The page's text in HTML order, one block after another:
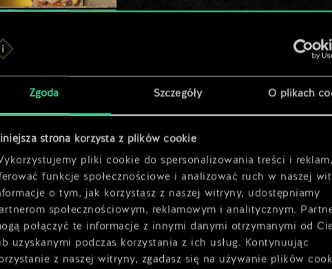
Zgoda Szczegóły O plikach
strona korzysta z plików cookie
pliki cookie do spersonalizowania treści i
funkcje społecznościowe i analizować ruch w naszej
o tym, jak korzystasz z naszej witryny, udostępniamy
społecznościowym, reklamowym i analitycznym.
połączyć te informacje z innymi danymi otrzymanymi od
uzyskanymi podczas korzystania z ich usług. Kontynuując
z naszej witryny, zgadasz się na używanie plików